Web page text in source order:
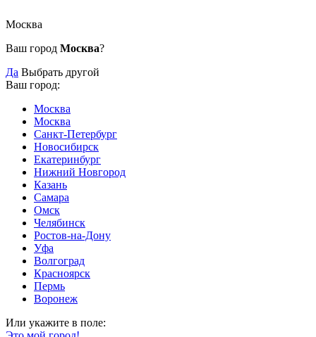
Москва
Ваш город Москва?
Да Выбрать другой
Ваш город:
Москва
Москва
Санкт-Петербург
Новосибирск
Екатеринбург
Нижний Новгород
Казань
Самара
Омск
Челябинск
Ростов-на-Дону
Уфа
Волгоград
Красноярск
Пермь
Воронеж
Или укажите в поле: